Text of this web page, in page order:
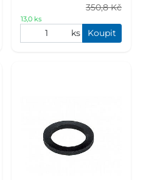
350,8 Kč
13,0 ks
ks Koupit